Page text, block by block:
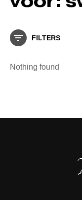
FILTERS
Nothing found